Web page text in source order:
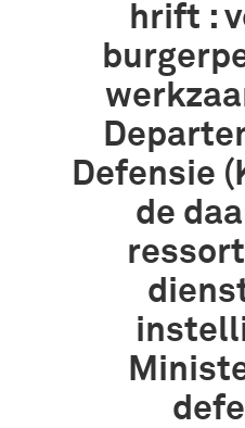
hrift :
Defensie
de